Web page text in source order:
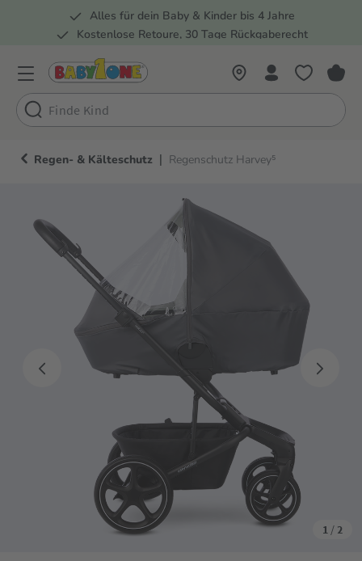
Zur Hauptnavigation springen
Alles für dein Baby & Kinder bis 4 Jahre
Kostenlose Retoure, 30 Tage Rückgaberecht
Regen- & Kälteschutz | Regenschutz Harvey⁵
1 / 2